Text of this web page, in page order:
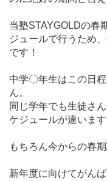
当塾STAYGOLDの春
ジュールで行うため
です！
中学〇年生はこの日
ん。
同じ学年でも生徒さ
ケジュールが違います
もちろん今からの春
新年度に向けてがん